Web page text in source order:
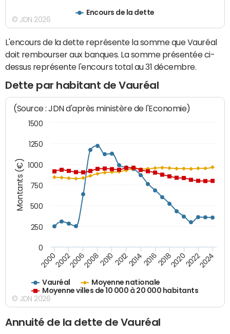
Encours de la dette
© JDN 2026
L'encours de la dette représente la somme que Vauréal
doit rembourser aux banques. La somme présentée ci-
dessus représente l'encours total au 31 décembre.
Dette par habitant de Vauréal
Montants (€)
(Source : JDN d'après ministère de l'Economie)
Vauréal
Moyenne nationale
Moyenne villes de 10 000 à 20 000 habitants
200020022006200820102012201420162018202020222024
0
250
500
750
1000
1250
1500
© JDN 2026
Annuité de la dette de Vauréal